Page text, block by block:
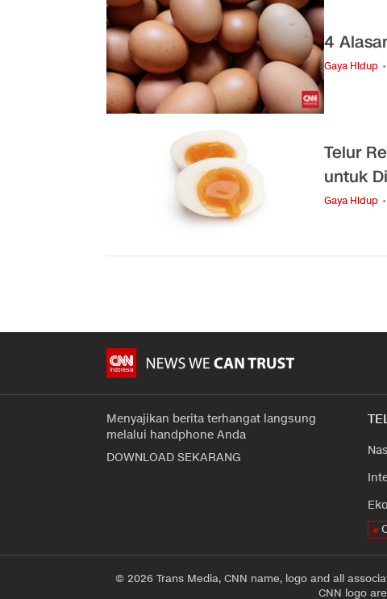
4
Gaya Hidup
Telur
untuk
Gaya Hidup
Menyajikan berita terhangat langsung
melalui handphone Anda
DOWNLOAD SEKARANG
© 2026 Trans Media, CNN name, logo and all
CNN logo